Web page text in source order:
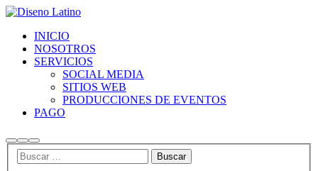
INICIO
NOSOTROS
SERVICIOS
SOCIAL MEDIA
SITIOS WEB
PRODUCCIONES DE EVENTOS
PAGO
Buscar
Más
información
Menú
principal